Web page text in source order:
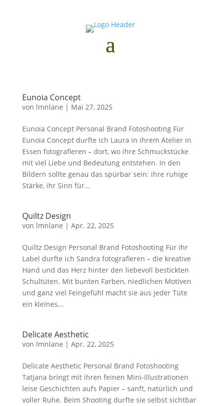
Eunoia Concept
von lmnlane | Mai 27, 2025
Eunoia Concept Personal Brand Fotoshooting Für
Eunoia Concept durfte ich Laura in ihrem Atelier in
Essen fotografieren – dort, wo ihre Schmuckstücke
mit viel Liebe und Bedeutung entstehen. In den
Bildern sollte genau das spürbar sein: ihre ruhige
Stärke, ihr Sinn für...
Quiltz Design
von lmnlane | Apr. 22, 2025
Quiltz Design Personal Brand Fotoshooting Für ihr
Label durfte ich Sandra fotografieren – die kreative
Hand und das Herz hinter den liebevoll bestickten
Schultüten. Mit bunten Farben, niedlichen Motiven
und ganz viel Feingefühl macht sie aus jeder Tüte
ein kleines...
Delicate Aesthetic
von lmnlane | Apr. 22, 2025
Delicate Aesthetic Personal Brand Fotoshooting
Tatjana bringt mit ihren feinen Mini-Illustrationen
leise Geschichten aufs Papier – sanft, natürlich und
voller Ruhe. Beim Shooting durfte sie selbst sichtbar